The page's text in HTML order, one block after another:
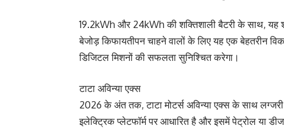
19.2kWh और 24kWh की शक्तिशाली बैटरी के साथ, यह
बेजोड़ किफायतीपन चाहने वालों के लिए यह एक बेहतरीन
डिजिटल मिशनों की सफलता सुनिश्चित करेगा।
टाटा अविन्या एक्स
2026 के अंत तक, टाटा मोटर्स अविन्या एक्स के साथ
इलेक्ट्रिक प्लेटफॉर्म पर आधारित है और इसमें पेट्रोल या